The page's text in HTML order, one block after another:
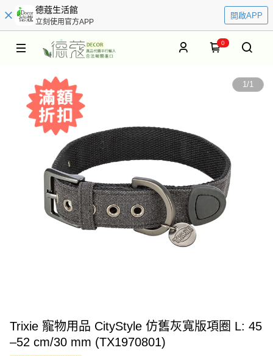
德蔻生活館
立刻使用官方APP
開啟APP
0
1/1
Trixie 寵物用品 CityStyle 仿舊灰寬版項圈 L: 45
–52 cm/30 mm (TX1970801)